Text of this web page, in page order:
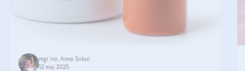
mgr inż. Anna Sobol
12 maj 2025